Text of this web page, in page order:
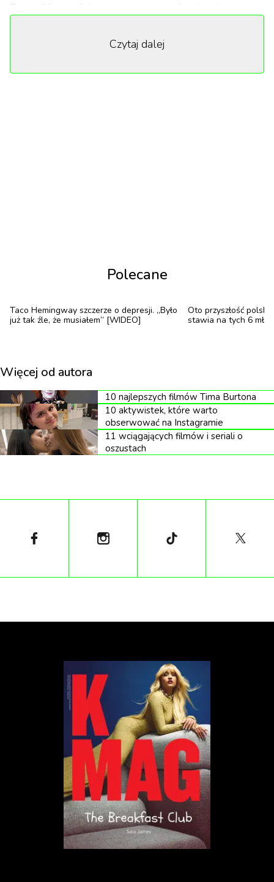
Perry. Niespodziewanym czarnym koniem tego
absolutny peak swojej kariery. Jej album „brat” zajął
the time” Brytyjka dzieli się swoimi przemyśleniami
na temat posiadania dziecka, natomiast w „Girl, so
confusing” konfrontuje swoje skomplikowane
odczucia na temat koleżanki z branży, do której
często była porównywana. W „So Am I” wspomina
innowacyjną artystkę Sophie, swoją przyjaciółkę i
współpracowniczkę, która zmarła w 2021 roku.
Oprócz tego dostajemy np. imprezowe bangery jak
„365” czy „Spring Breakers”
Spore zamieszanie wywołał utwór „Sympathy is a
Czytaj dalej
Polecane
Taco Hemingway szczerze o depresji. „Było
już tak źle, że musiałem” [WIDEO]
Oto przyszłość
stawia na tych 6
Więcej od autora
10 najlepszych filmów Tima Burtona
10 aktywistek, które warto
obserwować na Instagramie
11 wciągających filmów i seriali o
oszustach